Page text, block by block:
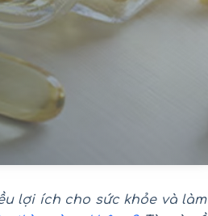
lợi ích cho sức khỏe và làm